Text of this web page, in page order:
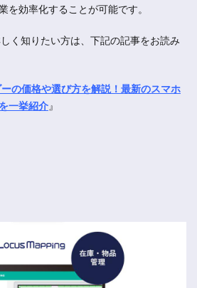
を効率化することが可能です。
く知りたい方は、下記の記事をお読み
の価格や選び方を解説！最新のスマホ
一挙紹介』